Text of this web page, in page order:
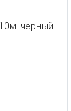
черный